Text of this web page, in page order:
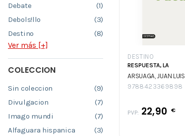
Debate
(1)
Debols!llo
(3)
Destino
(8)
Ver más [+]
COLECCION
Sin coleccion
(9)
Divulgacion
(7)
Imago mundi
(7)
Alfaguara hispanica
(3)
DESTINO
RESPUESTA, LA
ARSUAGA, JUAN LUIS
9788423369898
PVP: 22,90 €